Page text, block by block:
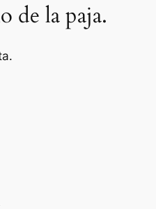
de la paja.